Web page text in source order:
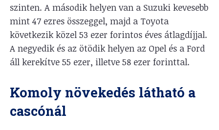
szinten. A második helyen van a Suzuki kevesebb
mint 47 ezres összeggel, majd a Toyota
következik közel 53 ezer forintos éves átlagdíjjal.
A negyedik és az ötödik helyen az Opel és a Ford
áll kerekítve 55 ezer, illetve 58 ezer forinttal.
Komoly növekedés látható a
cascónál